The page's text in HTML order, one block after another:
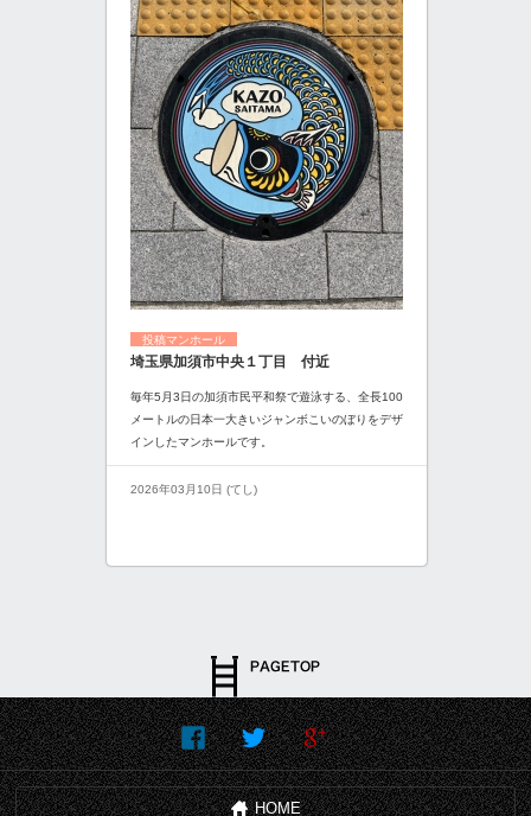
投稿マンホール
埼玉県加須市中央１丁目 付近
毎年5月3日の加須市民平和祭で遊泳する、全長100
メートルの日本一大きいジャンボこいのぼりをデザ
インしたマンホールです。
2026年03月10日 (てし)
HOME